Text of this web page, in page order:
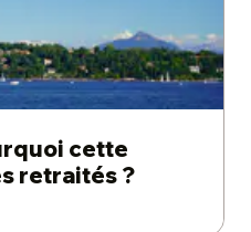
cette
retraités ?